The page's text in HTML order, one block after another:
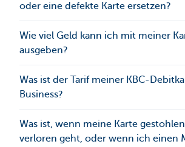
oder eine defekte Karte ersetzen?
Wie viel Geld kann ich mit meiner
ausgeben?
Was ist der Tarif meiner KBC-
Business?
Was ist, wenn meine Karte
verloren geht, oder wenn ich einen